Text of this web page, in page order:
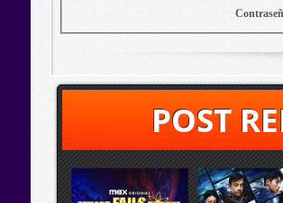
POST